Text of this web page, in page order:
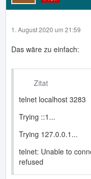
1. August 2020 um 21:59
Das wäre zu einfach:
Zitat
telnet localhost 3283
Trying ::1...
Trying 127.0.0.1...
telnet: Unable to
refused